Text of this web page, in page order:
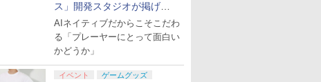
ス」開発スタジオが掲げ
る“AI活用の信念”とは？【講
演レポート】
AIネイティブだからこそこだわ
る「プレーヤーにとって面白い
かどうか」
イベント ゲームグッズ